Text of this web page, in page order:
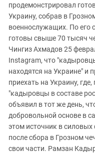
ЮФО
продемонстрировал
Украину, собрав в
военнослужащих. По его
готовы свыше 70 тысяч
Чингиз Ахмадов 25
Instagram, что
находятся на Украине" и
приехать на Украину,
"кадыровцы в составе
объявил в тот же день,
добровольной основе в
этом источник в силовых
после сбора в Грозном
свои части. Рамзан